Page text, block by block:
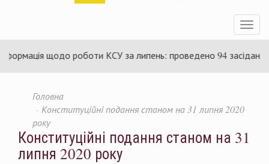
Toggle
щодо роботи КСУ за липень: проведено 94 засідання та
Головна
Конституційні подання станом на 31 липня 2020
року
Конституційні подання станом на 31
липня 2020 року